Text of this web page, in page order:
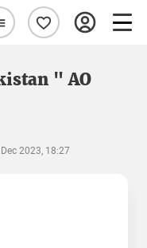
" AO
2023, 18:27